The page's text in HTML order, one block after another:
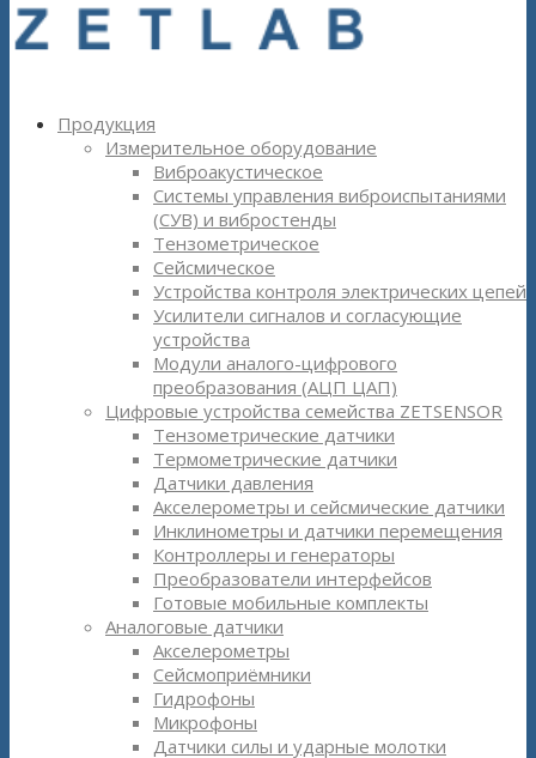
Продукция
Измерительное оборудование
Виброакустическое
Системы управления виброиспытаниями
(СУВ) и вибростенды
Тензометрическое
Сейсмическое
Устройства контроля электрических цепей
Усилители сигналов и согласующие
устройства
Модули аналого-цифрового
преобразования (АЦП ЦАП)
Цифровые устройства семейства ZETSENSOR
Тензометрические датчики
Термометрические датчики
Датчики давления
Акселерометры и сейсмические датчики
Инклинометры и датчики перемещения
Контроллеры и генераторы
Преобразователи интерфейсов
Готовые мобильные комплекты
Аналоговые датчики
Акселерометры
Сейсмоприёмники
Гидрофоны
Микрофоны
Датчики силы и ударные молотки